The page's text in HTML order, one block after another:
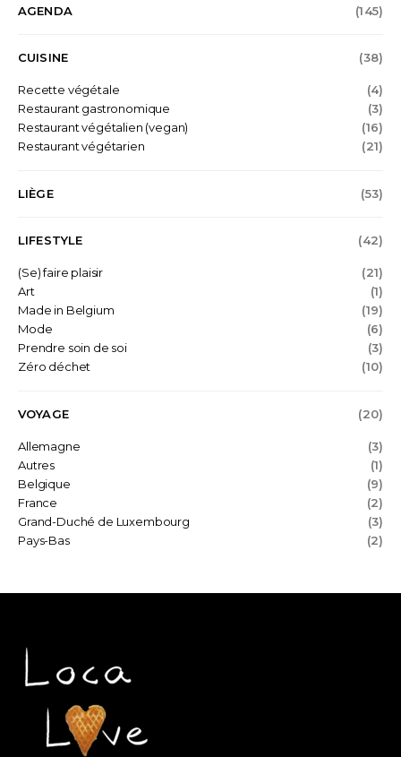
AGENDA (145)
CUISINE (38)
Recette végétale
(4)
Restaurant gastronomique
(3)
Restaurant végétalien (vegan)
(16)
Restaurant végétarien
(21)
LIÈGE (53)
LIFESTYLE (42)
(Se) faire plaisir
(21)
Art
(1)
Made in Belgium
(19)
Mode
(6)
Prendre soin de soi
(3)
Zéro déchet
(10)
VOYAGE (20)
Allemagne
(3)
Autres
(1)
Belgique
(9)
France
(2)
Grand-Duché de Luxembourg
(3)
Pays-Bas
(2)